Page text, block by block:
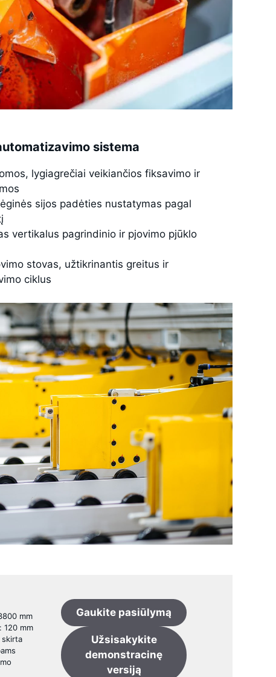
sistema
lygiagrečiai veikiančios fiksavimo ir
sijos padėties nustatymas pagal
vertikalus pagrindinio ir pjovimo pjūklo
stovas, užtikrinantis greitus ir
ciklus
mm
120 mm
skirta
Gaukite pasiūlymą
Užsisakykite
demonstracinę
versiją